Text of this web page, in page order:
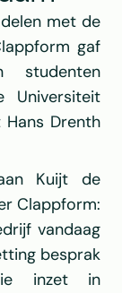
met de
gaf
studenten
Universiteit
Drenth
Kuijt de
Clappform:
vandaag
besprak
inzet in